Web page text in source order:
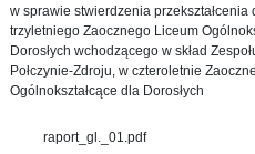
w sprawie stwierdzenia przekształcenia
trzyletniego Zaocznego Liceum
Dorosłych wchodzącego w skład
Połczynie-Zdroju, w czteroletnie
Ogólnokształcące dla Dorosłych
raport_gl._01.pdf